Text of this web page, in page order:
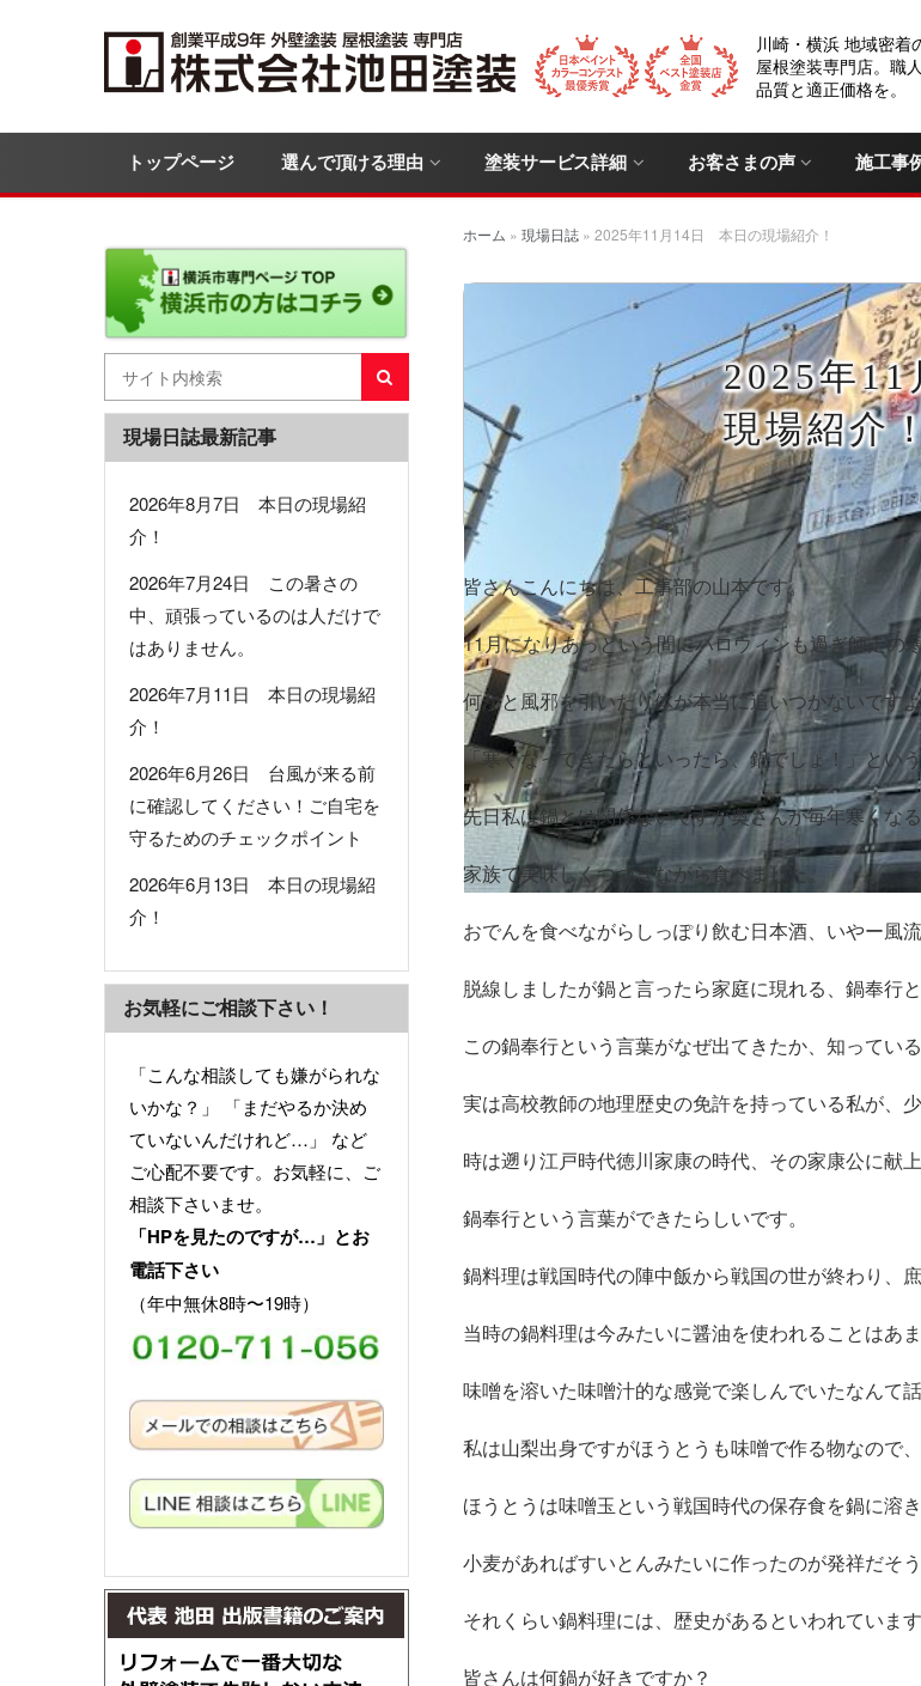
川崎・横浜 地域密着
屋根塗装専門店。職
品質と適正価格を。
トップページ 選んで頂ける理由 塗装サービス詳細 お客さまの声 施工事
ホーム » 現場日誌 » 2025年11月14日 本日の現場紹介！
2025年
現場紹介
皆さんこんにちは、工事部の山本です。
11月になりあっという間にハロウィンも過ぎ師走の
何かと風邪を引いたり体が本当に追いつかないです
「寒くなってきたらといったら、鍋でしょ！」とい
先日私は鍋とは関係ないですが奥さんが毎年寒くな
家族で美味しくつつきながら食べました。
おでんを食べながらしっぽり飲む日本酒、 いやー風
脱線しましたが鍋と言ったら家庭に現れる、 鍋奉行
この鍋奉行という言葉がなぜ出てきたか、 知ってい
実は高校教師の地理歴史の免許を持っている私が、
時は遡り江戸時代徳川家康の時代、 その家康公に献
鍋奉行という言葉ができたらしいです。
鍋料理は戦国時代の陣中飯から戦国の世が終わり、
当時の鍋料理は今みたいに醤油を使われることはあま
味噌を溶いた味噌汁的な感覚で楽しんでいたなんて話
私は山梨出身ですがほうとうも味噌で作る物なので、
ほうとうは味噌玉という戦国時代の保存食を鍋に溶
小麦があればすいとんみたいに作ったのが発祥だそう
それくらい鍋料理には、歴史があるといわれています
皆さんは何鍋が好きですか？
現場日誌最新記事
2026年8月7日 本日の現場紹
介！
2026年7月24日 この暑さの
中、頑張っているのは人だけで
はありません。
2026年7月11日 本日の現場紹
介！
2026年6月26日 台風が来る前
に確認してください！ご自宅を
守るためのチェックポイント
2026年6月13日 本日の現場紹
介！
お気軽にご相談下さい！
「こんな相談しても嫌がられな
いかな？」 「まだやるか決め
ていないんだけれど…」 など
ご心配不要です。お気軽に、ご
相談下さいませ。
「HPを見たのですが…」とお
電話下さい
（年中無休8時〜19時）